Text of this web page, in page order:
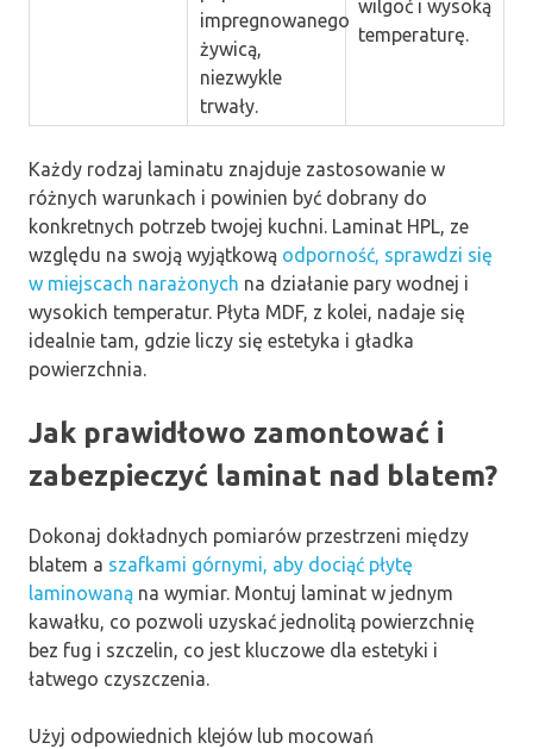
impregnowanego
żywicą,
niezwykle
trwały.
wilgoć i wysoką
temperaturę.
Każdy rodzaj laminatu znajduje zastosowanie w
różnych warunkach i powinien być dobrany do
konkretnych potrzeb twojej kuchni. Laminat HPL, ze
względu na swoją wyjątkową odporność, sprawdzi się
w miejscach narażonych na działanie pary wodnej i
wysokich temperatur. Płyta MDF, z kolei, nadaje się
idealnie tam, gdzie liczy się estetyka i gładka
powierzchnia.
Jak prawidłowo zamontować i
zabezpieczyć laminat nad blatem?
Dokonaj dokładnych pomiarów przestrzeni między
blatem a szafkami górnymi, aby dociąć płytę
laminowaną na wymiar. Montuj laminat w jednym
kawałku, co pozwoli uzyskać jednolitą powierzchnię
bez fug i szczelin, co jest kluczowe dla estetyki i
łatwego czyszczenia.
Użyj odpowiednich klejów lub mocowań